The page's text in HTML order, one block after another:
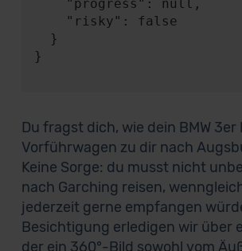
}
Du fragst dich, wie dein BMW 3er
Vorführwagen zu dir nach
Keine Sorge: du musst nicht
nach Garching reisen,
jederzeit gerne empfangen
Besichtigung erledigen wir über
der ein 360°-Bild sowohl vom